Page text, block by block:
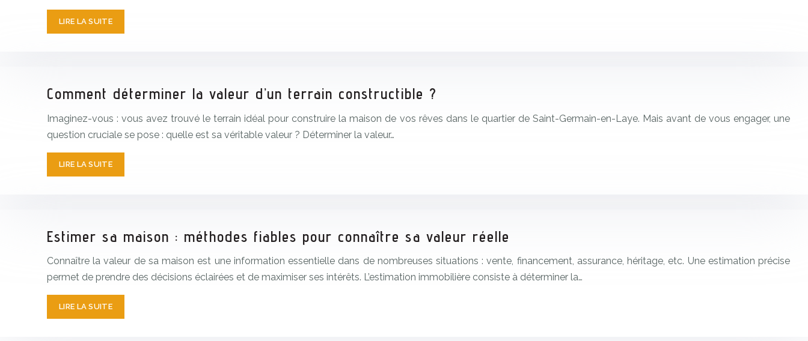
LIRE LA SUITE
Comment déterminer la valeur d’un terrain constructible ?
Imaginez-vous : vous avez trouvé le terrain idéal pour construire la maison de vos rêves dans le quartier de Saint-Germain-en-Laye. Mais avant de vous engager, une
question cruciale se pose : quelle est sa véritable valeur ? Déterminer la valeur…
LIRE LA SUITE
Estimer sa maison : méthodes fiables pour connaître sa valeur réelle
Connaître la valeur de sa maison est une information essentielle dans de nombreuses situations : vente, financement, assurance, héritage, etc. Une estimation précise
permet de prendre des décisions éclairées et de maximiser ses intérêts. L’estimation immobilière consiste à déterminer la…
LIRE LA SUITE